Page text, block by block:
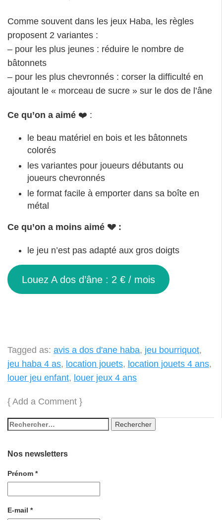
Comme souvent dans les jeux Haba, les règles
proposent 2 variantes :
– pour les plus jeunes : réduire le nombre de
bâtonnets
– pour les plus chevronnés : corser la difficulté en
ajoutant le « morceau de sucre » sur le dos de l’âne
Ce qu’on a aimé ❤️ :
le beau matériel en bois et les bâtonnets
colorés
les variantes pour joueurs débutants ou
joueurs chevronnés
le format facile à emporter dans sa boîte en
métal
Ce qu’on a moins aimé 💔 :
le jeu n’est pas adapté aux gros doigts
Louez A dos d’âne : 2 € / mois
Tagged as: avis a dos d'ane haba, jeu bourriquot,
jeu haba 4 as, location jouets, location jouets 4 ans,
louer jeu enfant, louer jeux 4 ans
{ Add a Comment }
Nos newsletters
Prénom *
E-mail *